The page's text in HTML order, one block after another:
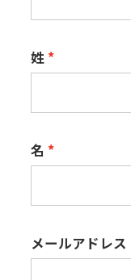
姓
名
メールアドレス